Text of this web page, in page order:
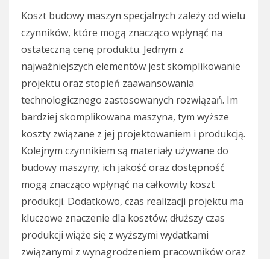
Koszt budowy maszyn specjalnych zależy od wielu
czynników, które mogą znacząco wpłynąć na
ostateczną cenę produktu. Jednym z
najważniejszych elementów jest skomplikowanie
projektu oraz stopień zaawansowania
technologicznego zastosowanych rozwiązań. Im
bardziej skomplikowana maszyna, tym wyższe
koszty związane z jej projektowaniem i produkcją.
Kolejnym czynnikiem są materiały używane do
budowy maszyny; ich jakość oraz dostępność
mogą znacząco wpłynąć na całkowity koszt
produkcji. Dodatkowo, czas realizacji projektu ma
kluczowe znaczenie dla kosztów; dłuższy czas
produkcji wiąże się z wyższymi wydatkami
związanymi z wynagrodzeniem pracowników oraz